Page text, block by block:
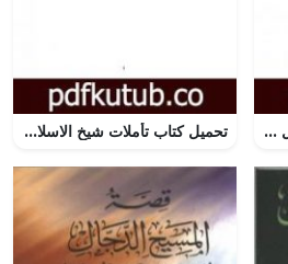
تحميل كتاب رسالة في النزول والمعية وإثبات الصفات PDF تأليف ابن تيمية مجانا [كامل] تحميل كتاب تأملات شيخ الاسلام ابن تيمية في القرآن الكريم سورة لقمان PDF تأليف رقية محمود الغرايبة مجانا [كامل]